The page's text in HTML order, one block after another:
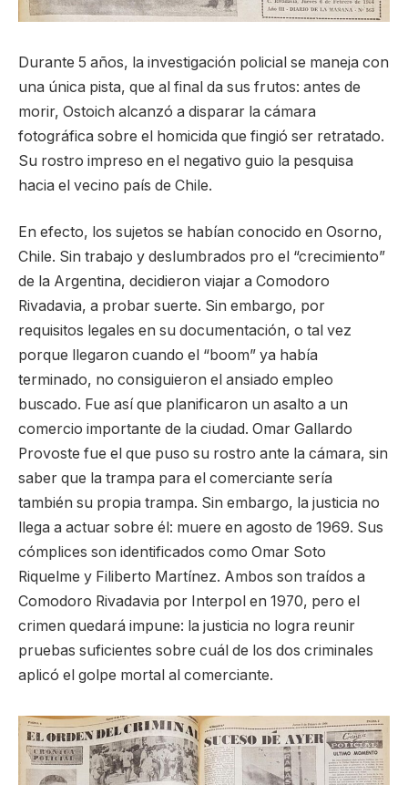
Durante 5 años, la investigación policial se maneja con
una única pista, que al final da sus frutos: antes de
morir, Ostoich alcanzó a disparar la cámara
fotográfica sobre el homicida que fingió ser retratado.
Su rostro impreso en el negativo guio la pesquisa
hacia el vecino país de Chile.
En efecto, los sujetos se habían conocido en Osorno,
Chile. Sin trabajo y deslumbrados pro el “crecimiento”
de la Argentina, decidieron viajar a Comodoro
Rivadavia, a probar suerte. Sin embargo, por
requisitos legales en su documentación, o tal vez
porque llegaron cuando el “boom” ya había
terminado, no consiguieron el ansiado empleo
buscado. Fue así que planificaron un asalto a un
comercio importante de la ciudad. Omar Gallardo
Provoste fue el que puso su rostro ante la cámara, sin
saber que la trampa para el comerciante sería
también su propia trampa. Sin embargo, la justicia no
llega a actuar sobre él: muere en agosto de 1969. Sus
cómplices son identificados como Omar Soto
Riquelme y Filiberto Martínez. Ambos son traídos a
Comodoro Rivadavia por Interpol en 1970, pero el
crimen quedará impune: la justicia no logra reunir
pruebas suficientes sobre cuál de los dos criminales
aplicó el golpe mortal al comerciante.